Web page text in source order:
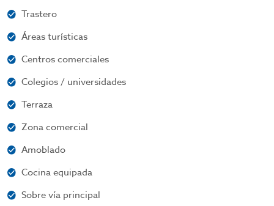
Trastero
Áreas turísticas
Centros comerciales
Colegios / universidades
Terraza
Zona comercial
Amoblado
Cocina equipada
Sobre vía principal